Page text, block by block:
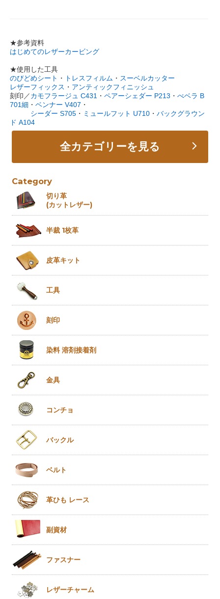
★参考資料
はじめてのレザーカービング
★使用した工具
のびどめシート ・ トレスフィルム ・ スーベルカッター
レザーフィックス ・ アンティックフィニッシュ
刻印／カモフラージュ C431 ・ ペアーシェダー P213 ・ べベラ B
701細 ・ ベンナー V407 ・
シーダー S705 ・ ミュールフット U710 ・ バックグラウン
ド A104
全カテゴリーを見る
Category
切り革
(カットレザー)
半裁 1枚革
皮革キット
工具
刻印
染料 溶剤接着剤
金具
コンチョ
バックル
ベルト
革ひも レース
副資材
ファスナー
レザーチャーム